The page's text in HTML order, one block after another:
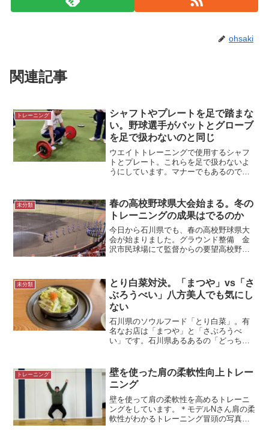
ohsaki
関連記事
トレーニング
シャフトやプレートを足で踏まな
い。野球選手がバットとグローブ
を足で扱わないのと同じ
ウエイトトレーニングで使用するシャフ
トとプレート。これらを足で扱わないよ
うにしています。マナーでもあるのです
どの道具を足で扱わないのと同じです。
＊デッドリフトの様子シャ...
未分類
春の高校野球県大会始まる。冬の
トレーニングの成果はでるのか
今日から石川県でも、春の高校野球県大
会が始まりました。グラウンド整備 金
沢市民球場にて監督からの要望高校野球
った病院に、新しく体育館が併設された
のがきっかけです。当時...
未分類
とり白菜対決。「まつや」vs「さ
ぶろうべい」八方美人でも気にし
ない
石川県のソウルフード「とり白菜」。有
名なお店は「まつや」と「さぶろうべ
い」です。石川県あるあるの「どっちが
まつや にて「どっちが好きか」「どっ
ち派か」有名な2つのものが...
トレーニング
壁を使った肩の柔軟性向上トレー
ニング
壁を使って肩の柔軟性を高めるトレーニ
ングをしています。＊モデルNさん肩の柔
軟性がわかるトレーニング冒頭の写真。